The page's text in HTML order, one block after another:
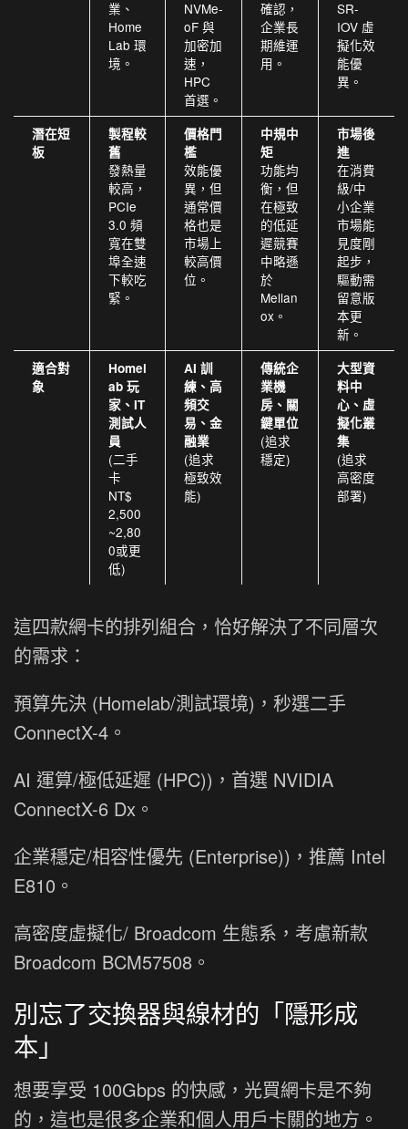
業、
Home
Lab 環
境。
NVMe-
oF 與
加密加
速，
HPC
首選。
確認，
企業長
期維運
用。
SR-
IOV 虛
擬化效
能優
異。
潛在短
板
製程較
舊
發熱量
較高，
PCIe
3.0 頻
寬在雙
埠全速
下較吃
緊。
價格門
檻
效能優
異，但
通常價
格也是
市場上
較高價
位。
中規中
矩
功能均
衡，但
在極致
的低延
遲競賽
中略遜
於
Mellan
ox。
市場後
進
在消費
級/中
小企業
市場能
見度剛
起步，
驅動需
留意版
本更
新。
適合對
象
Homel
ab 玩
家、IT
測試人
員
(二手
卡
NT$
2,500
~2,80
0或更
低)
AI 訓
練、高
頻交
易、金
融業
(追求
極致效
能)
傳統企
業機
房、關
鍵單位
(追求
穩定)
大型資
料中
心、虛
擬化叢
集
(追求
高密度
部署)
這四款網卡的排列組合，恰好解決了不同層次
的需求：
預算先決 (Homelab/測試環境)，秒選二手
ConnectX-4。
AI 運算/極低延遲 (HPC))，首選 NVIDIA
ConnectX-6 Dx。
企業穩定/相容性優先 (Enterprise))，推薦 Intel
E810。
高密度虛擬化/ Broadcom 生態系，考慮新款
Broadcom BCM57508。
別忘了交換器與線材的「隱形成
本」
想要享受 100Gbps 的快感，光買網卡是不夠
的，這也是很多企業和個人用戶卡關的地方。